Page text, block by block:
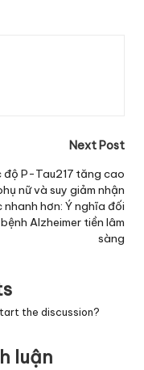
Next Post
độ P-Tau217 tăng cao
nữ và suy giảm nhận
nhanh hơn: Ý nghĩa đối
Alzheimer tiền lâm
sàng
the discussion?
luận